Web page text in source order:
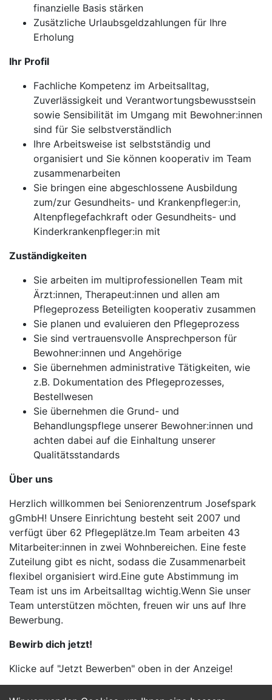
finanzielle Basis stärken
Zusätzliche Urlaubsgeldzahlungen für Ihre
Erholung
Ihr Profil
Fachliche Kompetenz im Arbeitsalltag,
Zuverlässigkeit und Verantwortungsbewusstsein
sowie Sensibilität im Umgang mit Bewohner:innen
sind für Sie selbstverständlich
Ihre Arbeitsweise ist selbstständig und
organisiert und Sie können kooperativ im Team
zusammenarbeiten
Sie bringen eine abgeschlossene Ausbildung
zum/zur Gesundheits- und Krankenpfleger:in,
Altenpflegefachkraft oder Gesundheits- und
Kinderkrankenpfleger:in mit
Zuständigkeiten
Sie arbeiten im multiprofessionellen Team mit
Ärzt:innen, Therapeut:innen und allen am
Pflegeprozess Beteiligten kooperativ zusammen
Sie planen und evaluieren den Pflegeprozess
Sie sind vertrauensvolle Ansprechperson für
Bewohner:innen und Angehörige
Sie übernehmen administrative Tätigkeiten, wie
z.B. Dokumentation des Pflegeprozesses,
Bestellwesen
Sie übernehmen die Grund- und
Behandlungspflege unserer Bewohner:innen und
achten dabei auf die Einhaltung unserer
Qualitätsstandards
Über uns
Herzlich willkommen bei Seniorenzentrum Josefspark
gGmbH! Unsere Einrichtung besteht seit 2007 und
verfügt über 62 Pflegeplätze.Im Team arbeiten 43
Mitarbeiter:innen in zwei Wohnbereichen. Eine feste
Zuteilung gibt es nicht, sodass die Zusammenarbeit
flexibel organisiert wird.Eine gute Abstimmung im
Team ist uns im Arbeitsalltag wichtig.Wenn Sie unser
Team unterstützen möchten, freuen wir uns auf Ihre
Bewerbung.
Bewirb dich jetzt!
Klicke auf "Jetzt Bewerben" oben in der Anzeige!